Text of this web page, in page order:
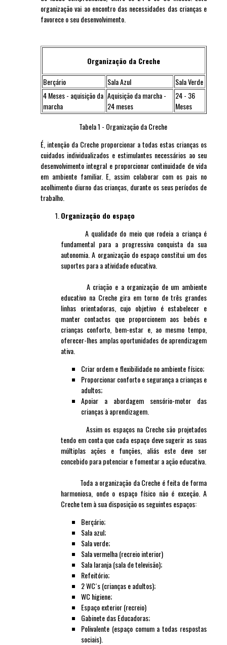
organização vai ao encontro das necessidades das crianças e
favorece o seu desenvolvimento.
Organização da Creche
Berçário
Sala Azul
Sala Verde
4 Meses - aquisição da
marcha
Aquisição da marcha -
24 meses
24 - 36
Meses
Tabela 1 - Organização da Creche
É, intenção da Creche proporcionar a todas estas crianças os
cuidados individualizados e estimulantes necessários ao seu
desenvolvimento integral e proporcionar continuidade de vida
em ambiente familiar. E, assim colaborar com os pais no
acolhimento diurno das crianças, durante os seus períodos de
trabalho.
Organização do espaço
A qualidade do meio que rodeia a criança é
fundamental para a progressiva conquista da sua
autonomia. A organização do espaço constitui um dos
suportes para a atividade educativa.
A criação e a organização de um ambiente
educativo na Creche gira em torno de três grandes
linhas orientadoras, cujo objetivo é estabelecer e
manter contactos que proporcionem aos bebés e
crianças conforto, bem-estar e, ao mesmo tempo,
oferecer-lhes amplas oportunidades de aprendizagem
ativa.
Criar ordem e flexibilidade no ambiente físico;
Proporcionar conforto e segurança a crianças e
adultos;
Apoiar a abordagem sensório-motor das
crianças à aprendizagem.
Assim os espaços na Creche são projetados
tendo em conta que cada espaço deve sugerir as suas
múltiplas ações e funções, aliás este deve ser
concebido para potenciar e fomentar a ação educativa.
Toda a organização da Creche é feita de forma
harmoniosa, onde o espaço físico não é exceção. A
Creche tem à sua disposição os seguintes espaços:
Berçário;
Sala azul;
Sala verde;
Sala vermelha (recreio interior)
Sala laranja (sala de televisão);
Refeitório;
2 WC´s (crianças e adultos);
WC higiene;
Espaço exterior (recreio)
Gabinete das Educadoras;
Polivalente (espaço comum a todas respostas
sociais).